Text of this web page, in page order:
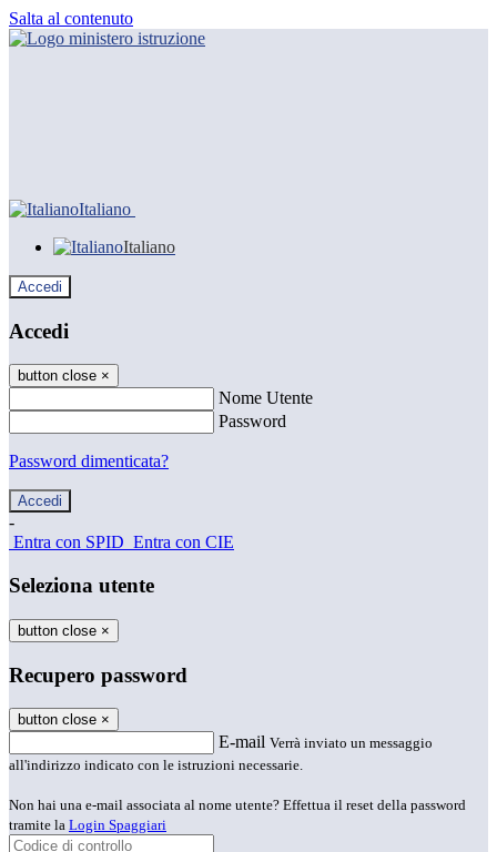
Salta al contenuto
Italiano
Italiano
Accedi
Accedi
button close ×
Nome Utente
Password
Password dimenticata?
-
Entra con SPID Entra con CIE
Seleziona utente
button close ×
Recupero password
button close ×
E-mail Verrà inviato un messaggio
all'indirizzo indicato con le istruzioni necessarie.
Non hai una e-mail associata al nome utente? Effettua il reset della password
tramite la Login Spaggiari